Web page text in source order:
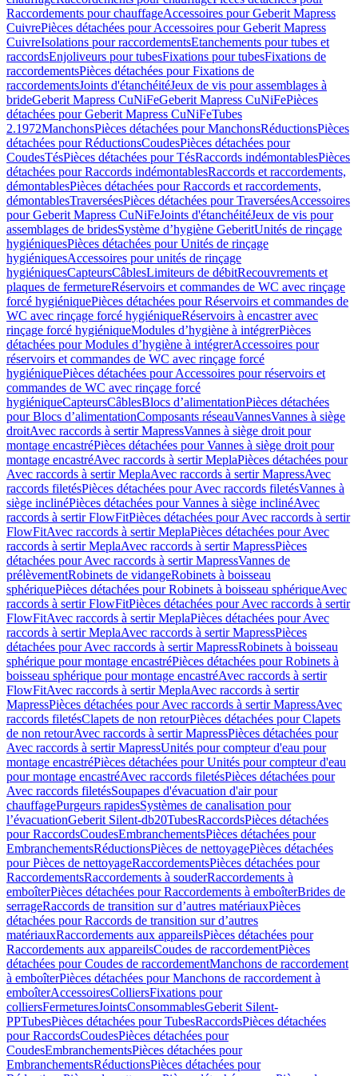
Raccordements pour chauffageAccessoires pour Geberit Mapress
CuivrePièces détachées pour Accessoires pour Geberit Mapress
CuivreIsolations pour raccordementsEtanchements pour tubes et
raccordsEnjoliveurs pour tubesFixations pour tubesFixations de
raccordementsPièces détachées pour Fixations de
raccordementsJoints d'étanchéitéJeux de vis pour assemblages à
brideGeberit Mapress CuNiFeGeberit Mapress CuNiFePièces
détachées pour Geberit Mapress CuNiFeTubes
2.1972ManchonsPièces détachées pour ManchonsRéductionsPièces
détachées pour RéductionsCoudesPièces détachées pour
CoudesTésPièces détachées pour TésRaccords indémontablesPièces
détachées pour Raccords indémontablesRaccords et raccordements,
démontablesPièces détachées pour Raccords et raccordements,
démontablesTraverséesPièces détachées pour TraverséesAccessoires
pour Geberit Mapress CuNiFeJoints d'étanchéitéJeux de vis pour
assemblages de bridesSystème d’hygiène GeberitUnités de rinçage
hygiéniquesPièces détachées pour Unités de rinçage
hygiéniquesAccessoires pour unités de rinçage
hygiéniquesCapteursCâblesLimiteurs de débitRecouvrements et
plaques de fermetureRéservoirs et commandes de WC avec rinçage
forcé hygiéniquePièces détachées pour Réservoirs et commandes de
WC avec rinçage forcé hygiéniqueRéservoirs à encastrer avec
rinçage forcé hygiéniqueModules d’hygiène à intégrerPièces
détachées pour Modules d’hygiène à intégrerAccessoires pour
réservoirs et commandes de WC avec rinçage forcé
hygiéniquePièces détachées pour Accessoires pour réservoirs et
commandes de WC avec rinçage forcé
hygiéniqueCapteursCâblesBlocs d’alimentationPièces détachées
pour Blocs d’alimentationComposants réseauVannesVannes à siège
droitAvec raccords à sertir MapressVannes à siège droit pour
montage encastréPièces détachées pour Vannes à siège droit pour
montage encastréAvec raccords à sertir MeplaPièces détachées pour
Avec raccords à sertir MeplaAvec raccords à sertir MapressAvec
raccords filetésPièces détachées pour Avec raccords filetésVannes à
siège inclinéPièces détachées pour Vannes à siège inclinéAvec
raccords à sertir FlowFitPièces détachées pour Avec raccords à sertir
FlowFitAvec raccords à sertir MeplaPièces détachées pour Avec
raccords à sertir MeplaAvec raccords à sertir MapressPièces
détachées pour Avec raccords à sertir MapressVannes de
prélèvementRobinets de vidangeRobinets à boisseau
sphériquePièces détachées pour Robinets à boisseau sphériqueAvec
raccords à sertir FlowFitPièces détachées pour Avec raccords à sertir
FlowFitAvec raccords à sertir MeplaPièces détachées pour Avec
raccords à sertir MeplaAvec raccords à sertir MapressPièces
détachées pour Avec raccords à sertir MapressRobinets à boisseau
sphérique pour montage encastréPièces détachées pour Robinets à
boisseau sphérique pour montage encastréAvec raccords à sertir
FlowFitAvec raccords à sertir MeplaAvec raccords à sertir
MapressPièces détachées pour Avec raccords à sertir MapressAvec
raccords filetésClapets de non retourPièces détachées pour Clapets
de non retourAvec raccords à sertir MapressPièces détachées pour
Avec raccords à sertir MapressUnités pour compteur d'eau pour
montage encastréPièces détachées pour Unités pour compteur d'eau
pour montage encastréAvec raccords filetésPièces détachées pour
Avec raccords filetésSoupapes d'évacuation d'air pour
chauffagePurgeurs rapidesSystèmes de canalisation pour
l’évacuationGeberit Silent-db20TubesRaccordsPièces détachées
pour RaccordsCoudesEmbranchementsPièces détachées pour
EmbranchementsRéductionsPièces de nettoyagePièces détachées
pour Pièces de nettoyageRaccordementsPièces détachées pour
RaccordementsRaccordements à souderRaccordements à
emboîterPièces détachées pour Raccordements à emboîterBrides de
serrageRaccords de transition sur d’autres matériauxPièces
détachées pour Raccords de transition sur d’autres
matériauxRaccordements aux appareilsPièces détachées pour
Raccordements aux appareilsCoudes de raccordementPièces
détachées pour Coudes de raccordementManchons de raccordement
à emboîterPièces détachées pour Manchons de raccordement à
emboîterAccessoiresColliersFixations pour
colliersFermeturesJointsConsommablesGeberit Silent-
PPTubesPièces détachées pour TubesRaccordsPièces détachées
pour RaccordsCoudesPièces détachées pour
CoudesEmbranchementsPièces détachées pour
EmbranchementsRéductionsPièces détachées pour